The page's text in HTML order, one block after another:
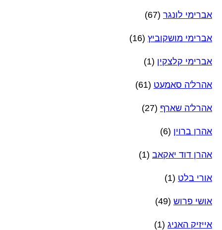
אברימי לונגר (67)
אברימי מושקוביץ (16)
אברימי קלצקין (1)
אהרל'ה סאמעט (61)
אהרל'ה שארף (27)
אהרן ברוין (6)
אהרן דוד יאקאב (1)
אורי בלט (1)
אושי פרוש (49)
אייזיק האניג (1)